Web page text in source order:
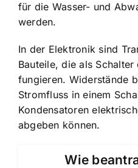
für die Wasser- und
werden.
In der Elektronik sind
Bauteile, die als
fungieren. Widerstände
Stromfluss in einem
Kondensatoren
abgeben können.
Wie